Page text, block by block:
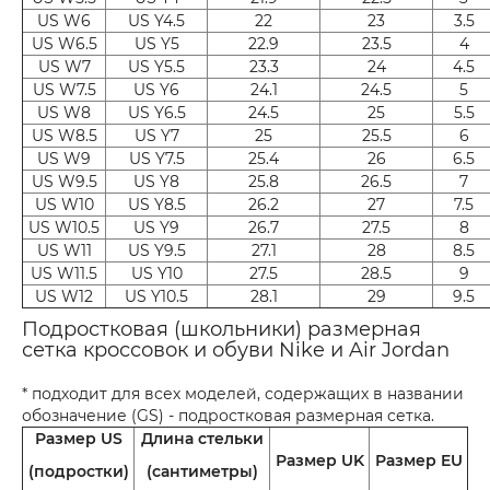
US W6
US Y4.5 22 23
3.5
US W6.5
US Y5 22.9 23.5
4
US W7
US Y5.5 23.3 24
4.5
US W7.5
US Y6 24.1 24.5
5
US W8
US Y6.5 24.5 25
5.5
US W8.5
US Y7 25 25.5
6
US W9
US Y7.5 25.4 26
6.5
US W9.5
US Y8 25.8 26.5
7
US W10
US Y8.5 26.2 27
7.5
US W10.5
US Y9 26.7 27.5
8
US W11
US Y9.5 27.1 28
8.5
US W11.5
US Y10 27.5 28.5
9
US W12
US Y10.5 28.1 29 9.5
Подростковая (школьники) размерная
сетка кроссовок и обуви Nike и Air Jordan
* подходит для всех моделей, содержащих в названии
обозначение (GS) - подростковая размерная сетка.
Размер US
(подростки)
Длина стельки
(сантиметры)
Размер UK Размер EU